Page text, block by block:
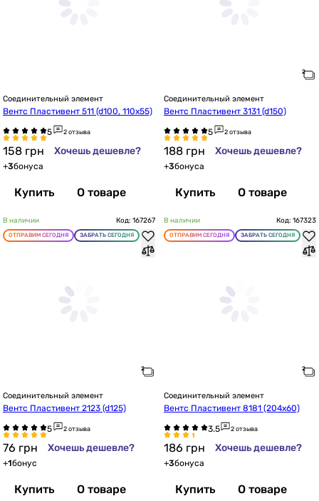
Соединительный элемент
Вентс Пластивент 511 (d100, 110х55)
2 отзыва
158 грн Хочешь дешевле?
+3бонуса
Купить О товаре
Соединительный элемент
Вентс Пластивент 3131 (d150)
2 отзыва
188 грн Хочешь дешевле?
+3бонуса
Купить О товаре
В наличии Код: 167267
ОТПРАВИМ СЕГОДНЯ ЗАБРАТЬ СЕГОДНЯ
Соединительный элемент
Вентс Пластивент 2123 (d125)
2 отзыва
76 грн Хочешь дешевле?
+1бонус
Купить О товаре
В наличии Код: 167323
ОТПРАВИМ СЕГОДНЯ ЗАБРАТЬ СЕГОДНЯ
Соединительный элемент
Вентс Пластивент 8181 (204х60)
2 отзыва
186 грн Хочешь дешевле?
+3бонуса
Купить О товаре